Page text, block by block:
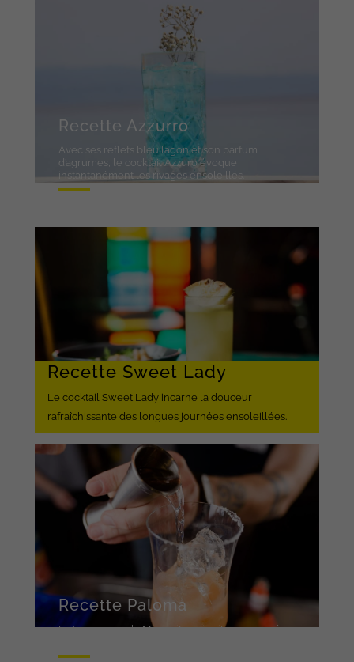
Recette Azzurro
Avec ses reflets bleu lagon et son parfum
d’agrumes, le cocktail Azzuro évoque
instantanément les rivages ensoleillés.
Recette Sweet Lady
Le cocktail Sweet Lady incarne la douceur
rafraîchissante des longues journées ensoleillées.
Recette Paloma
Il n'y a pas que la Margarita qui soit consommée au